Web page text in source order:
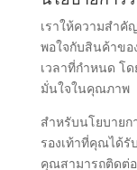
เราให้ความสำ
พอใจกับสินค้าขอ
เวลาที่กำหนด โ
มั่นใจในคุณภาพ
สำหรับนโยบาย
รองเท้าที่คุณได้รั
คุณสามารถติดต่อ